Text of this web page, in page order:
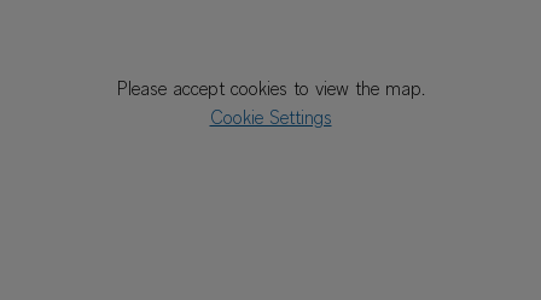
Please accept cookies to view the map.
Cookie Settings